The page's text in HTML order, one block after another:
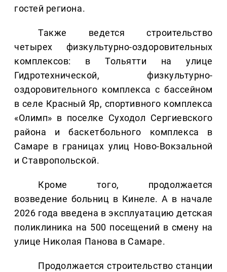
гостей региона.
Также ведется строительство
четырех физкультурно-оздоровительных
комплексов: в Тольятти на улице
Гидротехнической, физкультурно-
оздоровительного комплекса с бассейном
в селе Красный Яр, спортивного комплекса
«Олимп» в поселке Суходол Сергиевского
района и баскетбольного комплекса в
Самаре в границах улиц Ново-Вокзальной
и Ставропольской.
Кроме того, продолжается
возведение больниц в Кинеле. А в начале
2026 года введена в эксплуатацию детская
поликлиника на 500 посещений в смену на
улице Николая Панова в Самаре.
Продолжается строительство станции